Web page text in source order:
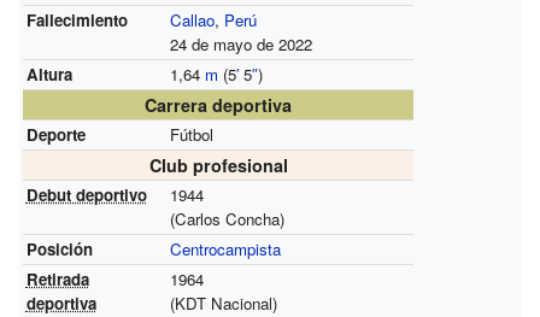
Fallecimiento
Callao, Perú
24 de mayo de 2022
Altura
1,64 m (5′5″)
Carrera deportiva
Deporte Fútbol
Club profesional
Debut deportivo
1944
(Carlos Concha)
Posición
Centrocampista
Retirada
deportiva
1964
(KDT Nacional)